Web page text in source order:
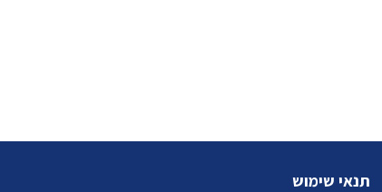
תנאי שימוש